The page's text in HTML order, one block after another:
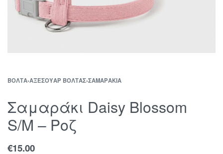
ΒΌΛΤΑ›ΑΞΕΣΟΥΆΡ ΒΌΛΤΑΣ›ΣΑΜΑΡΆΚΙΑ
Σαμαράκι Daisy Blossom
S/M – Ροζ
€15.00